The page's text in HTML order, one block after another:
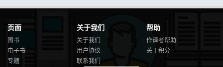
页面
图书
电子书
专题
关于我们
关于我们
用户协议
联系我们
帮助
作译者帮助
关于积分